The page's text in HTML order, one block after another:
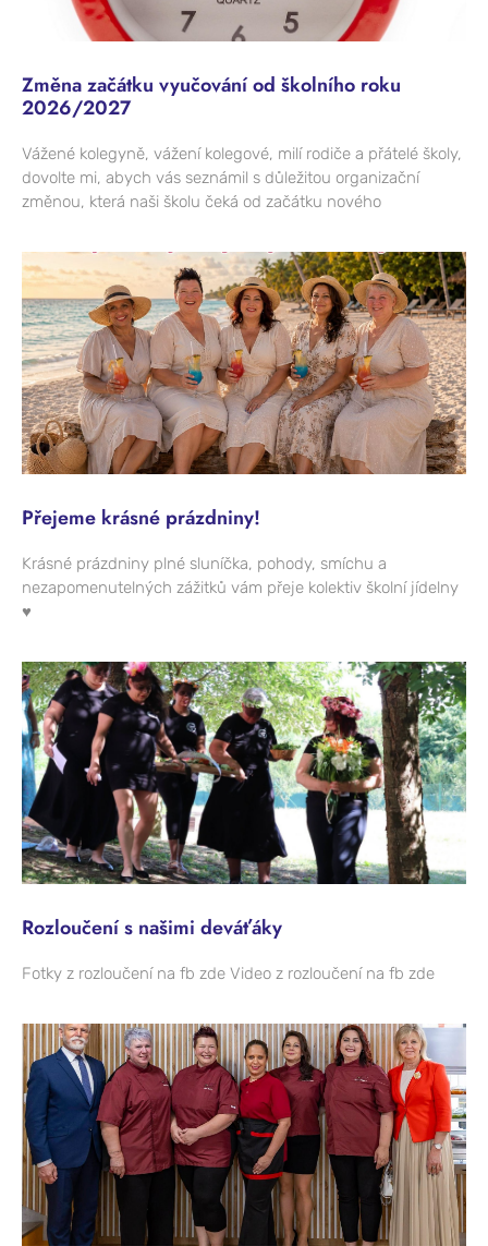
Změna začátku vyučování od školního roku
2026/2027
Vážené kolegyně, vážení kolegové, milí rodiče a přátelé školy,
dovolte mi, abych vás seznámil s důležitou organizační
změnou, která naši školu čeká od začátku nového
Přejeme krásné prázdniny!
Krásné prázdniny plné sluníčka, pohody, smíchu a
nezapomenutelných zážitků vám přeje kolektiv školní jídelny
♥
Rozloučení s našimi deváťáky
Fotky z rozloučení na fb zde Video z rozloučení na fb zde